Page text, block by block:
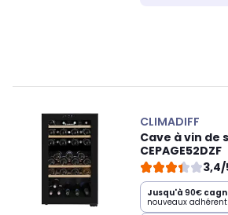
CLIMADIFF
Cave à vin de
CEPAGE52DZF
3,4/
Jusqu'à 90€
nouveaux